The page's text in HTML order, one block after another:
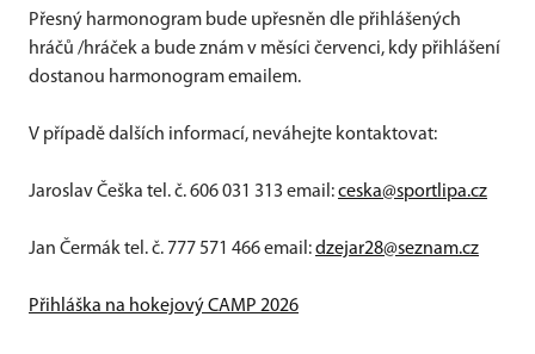
Přesný harmonogram bude upřesněn dle přihlášených
hráčů /hráček a bude znám v měsíci červenci, kdy přihlášení
dostanou harmonogram emailem.
V případě dalších informací, neváhejte kontaktovat:
Jaroslav Češka tel. č. 606 031 313 email:ceska@sportlipa.cz
Jan Čermák tel. č. 777 571 466 email:dzejar28@seznam.cz
Přihláška na hokejový CAMP 2026